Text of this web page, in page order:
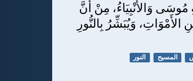
وَالأَنْبِيَاءُ، مِنْ أَنَّ
وَيُبَشِّرُ بِالنُّورِ
المسيح النور